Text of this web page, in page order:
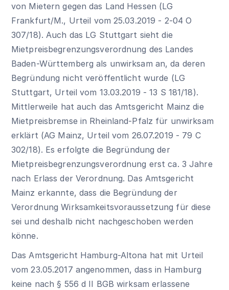
von Mietern gegen das Land Hessen (LG
Frankfurt/M., Urteil vom 25.03.2019 - 2-04 O
307/18). Auch das LG Stuttgart sieht die
Mietpreisbegrenzungsverordnung des Landes
Baden-Württemberg als unwirksam an, da deren
Begründung nicht veröffentlicht wurde (LG
Stuttgart, Urteil vom 13.03.2019 - 13 S 181/18).
Mittlerweile hat auch das Amtsgericht Mainz die
Mietpreisbremse in Rheinland-Pfalz für unwirksam
erklärt (AG Mainz, Urteil vom 26.07.2019 - 79 C
302/18). Es erfolgte die Begründung der
Mietpreisbegrenzungsverordnung erst ca. 3 Jahre
nach Erlass der Verordnung. Das Amtsgericht
Mainz erkannte, dass die Begründung der
Verordnung Wirksamkeitsvoraussetzung für diese
sei und deshalb nicht nachgeschoben werden
könne.
Das Amtsgericht Hamburg-Altona hat mit Urteil
vom 23.05.2017 angenommen, dass in Hamburg
keine nach § 556 d II BGB wirksam erlassene